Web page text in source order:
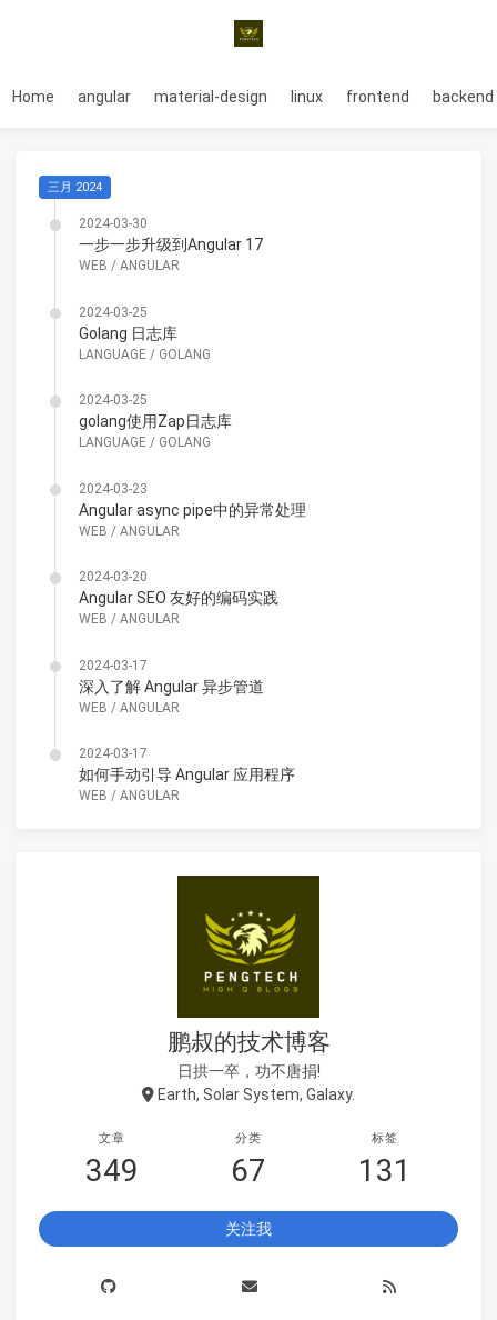
Home angular material-design linux frontend backend
三月 2024
2024-03-30
一步一步升级到Angular 17
WEB / ANGULAR
2024-03-25
Golang 日志库
LANGUAGE / GOLANG
2024-03-25
golang使用Zap日志库
LANGUAGE / GOLANG
2024-03-23
Angular async pipe中的异常处理
WEB / ANGULAR
2024-03-20
Angular SEO 友好的编码实践
WEB / ANGULAR
2024-03-17
深入了解 Angular 异步管道
WEB / ANGULAR
2024-03-17
如何手动引导 Angular 应用程序
WEB / ANGULAR
鹏叔的技术博客
日拱一卒，功不唐捐!
Earth, Solar System, Galaxy.
文章
349
分类
67
标签
131
关注我